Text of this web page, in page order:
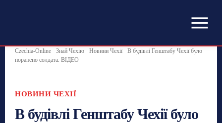
Czechia-Online Знай Чехію Новини Чехії
В будівлі Генштабу Чехії було
поранено солдата. ВІДЕО
НОВИНИ ЧЕХІЇ
В будівлі Генштабу Чехії було